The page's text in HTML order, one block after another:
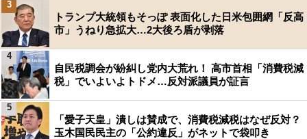
トランプ大統領もそっぽ 表面化した日米包囲網「反高
市」うねり急拡大…2大後ろ盾が剥落
3
自民税調会が紛糾し党内大荒れ！ 高市首相「消費税減
税」でいよいよトドメ…反対派議員が証言
4
「愛子天皇」潰しは賛成で、消費税減税はなぜ反対？
玉木国民民主の「公約違反」がネットで袋叩き
5